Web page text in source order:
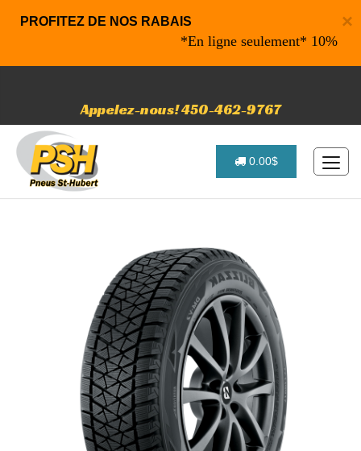
×
PROFITEZ DE NOS RABAIS
*En ligne seulement* 10% de
Appelez-nous! 450-462-9767
0.00$